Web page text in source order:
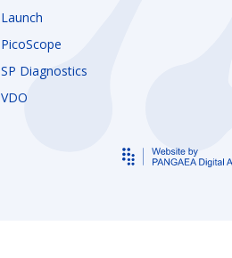
Launch
PicoScope
SP Diagnostics
VDO